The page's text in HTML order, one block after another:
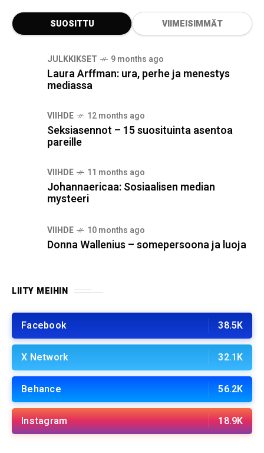
SUOSITTU VIIMEISIMMÄT
JULKKIKSET 9 months ago
Laura Arffman: ura, perhe ja menestys
mediassa
VIIHDE 12 months ago
Seksiasennot – 15 suosituinta asentoa
pareille
VIIHDE 11 months ago
Johannaericaa: Sosiaalisen median
mysteeri
VIIHDE 10 months ago
Donna Wallenius – somepersoona ja luoja
LIITY MEIHIN
Facebook 38.5K
X Network 32.1K
Behance 56.2K
Instagram 18.9K